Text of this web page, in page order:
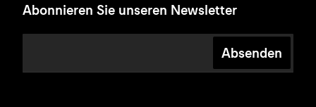
Abonnieren Sie unseren Newsletter
Absenden